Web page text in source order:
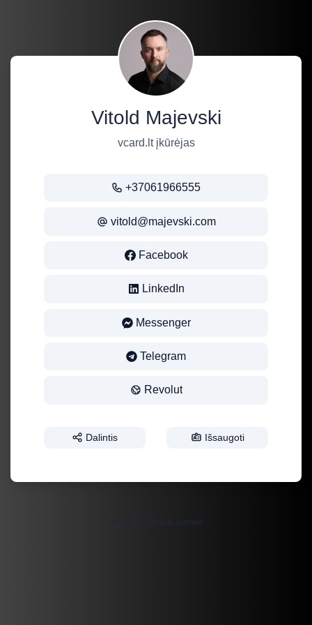
Vitold Majevski
vcard.lt įkūrėjas
+37061966555
vitold@majevski.com
Facebook
LinkedIn
Messenger
Telegram
Revolut
Dalintis Išsaugoti
vcard.lt - virtuali kortelė